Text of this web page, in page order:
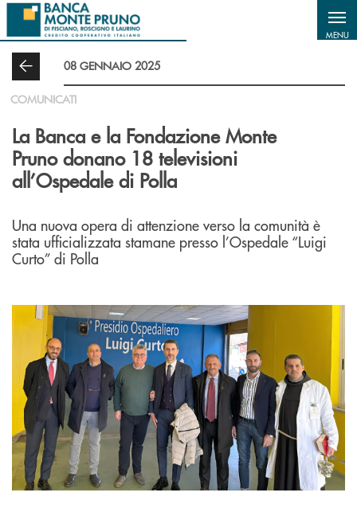
Salta al contenuto principale
MENU
08 GENNAIO 2025
COMUNICATI
La Banca e la Fondazione Monte
Pruno donano 18 televisioni
all’Ospedale di Polla
Una nuova opera di attenzione verso la comunità è
stata ufficializzata stamane presso l’Ospedale “Luigi
Curto” di Polla